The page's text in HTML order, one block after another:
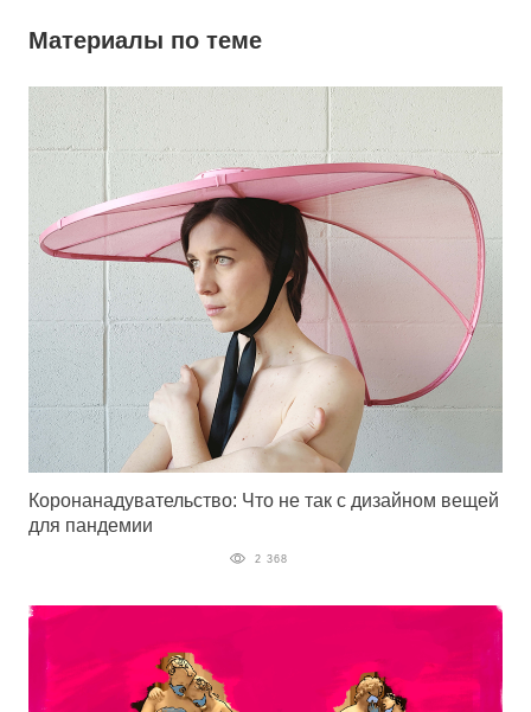
Материалы по теме
Коронанадувательство: Что не так с дизайном вещей
для пандемии
2 368